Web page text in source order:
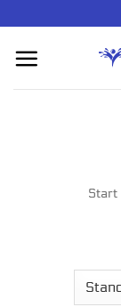
springen
Start